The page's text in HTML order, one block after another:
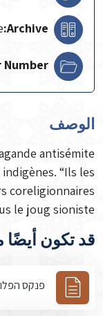
Archive:
الوصف
antisémite
“Ils les
coreligionnaires
le joug sioniste”.
قد تكون أيضًا
פנקס